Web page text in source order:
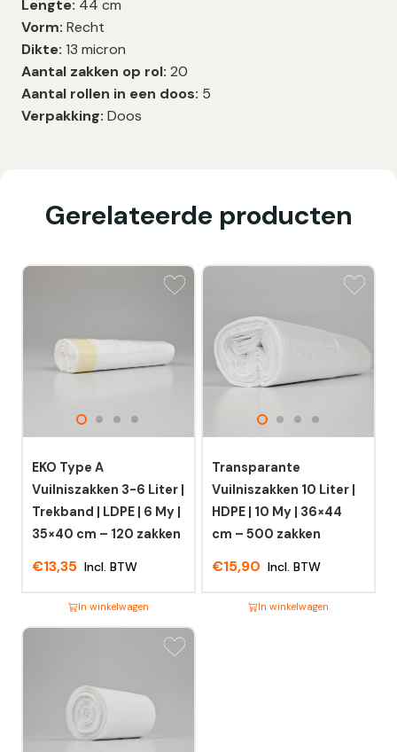
Lengte: 44 cm
Vorm: Recht
Dikte: 13 micron
Aantal zakken op rol: 20
Aantal rollen in een doos: 5
Verpakking: Doos
Gerelateerde producten
EKO Type A
Vuilniszakken 3-6 Liter |
Trekband | LDPE | 6 My |
35×40 cm – 120 zakken
€13,35 Incl. BTW
In winkelwagen
Dit
meerdere
Transparante
Vuilniszakken 10 Liter |
HDPE | 10 My | 36×44
cm – 500 zakken
€15,90 Incl. BTW
In winkelwagen